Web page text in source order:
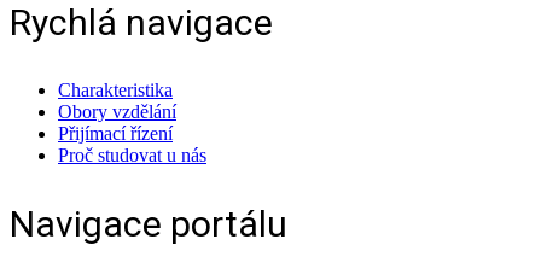
Rychlá navigace
Charakteristika
Obory vzdělání
Přijímací řízení
Proč studovat u nás
Navigace portálu